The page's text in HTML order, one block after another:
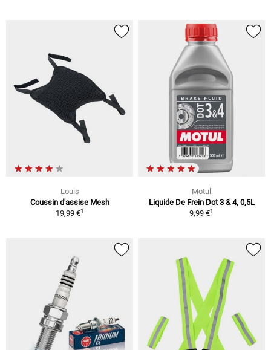
Louis
Coussin d'assise Mesh
19,99 €1
Motul
Liquide De Frein Dot 3 & 4, 0,5L
9,99 €1